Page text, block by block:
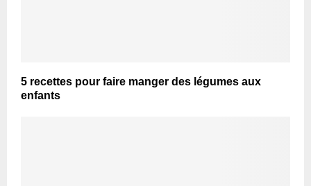
5 recettes pour faire manger des légumes aux
enfants